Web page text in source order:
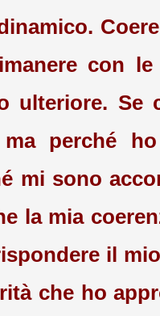
con
ulteriore. Se
perché
mi sono
la mia
il
che ho